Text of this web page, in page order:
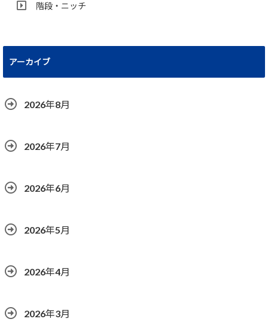
階段・ニッチ
アーカイブ
2026年8月
2026年7月
2026年6月
2026年5月
2026年4月
2026年3月